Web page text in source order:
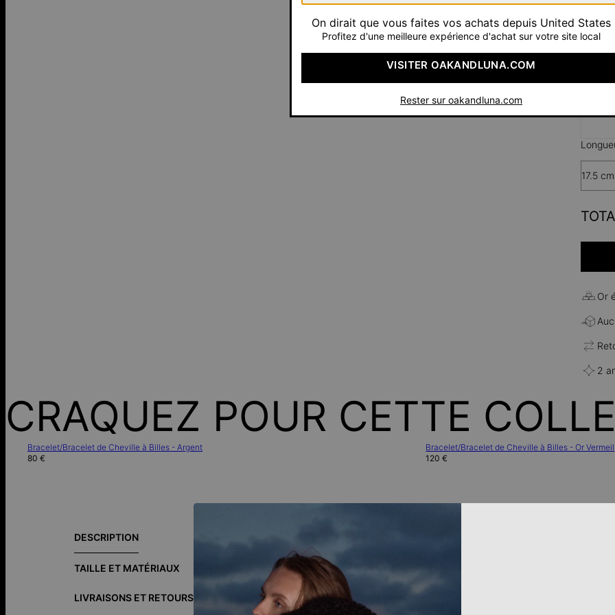
17.5
Or
2
CRAQUEZ POUR CETTE
Bracelet/Bracelet de Cheville à Billes - Argent
80 €
Bracelet/Bracelet de Cheville à Billes - Or Vermeil
120 €
DESCRIPTION
TAILLE ET MATÉRIAUX
LIVRAISONS ET RETOURS
Le Bracelet Maillons en Or Vermeil, à porter au poignet ou à la cheville, est une
Comment nous le portons?
Seul ou associé à d'autres chaînes aux Maillons plus
également disponible en Argent 925, en Plaqué Or et en Plaqué Or rose.
Qu'est-ce que l'Or Vermeil ?
Rendez-vous dans notre guide sur l'Or Vermeil pour
On dirait que vous faites vos achats depuis United States
Profitez d'une meilleure expérience d'achat sur votre site local
VISITER OAKANDLUNA.COM
Rester sur oakandluna.com